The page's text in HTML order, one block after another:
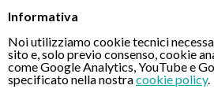
Informativa
Noi utilizziamo cookie tecnici
sito e, solo previo consenso, cookie
come Google Analytics, YouTube e
specificato nella nostracookie policy.
Chiamaci